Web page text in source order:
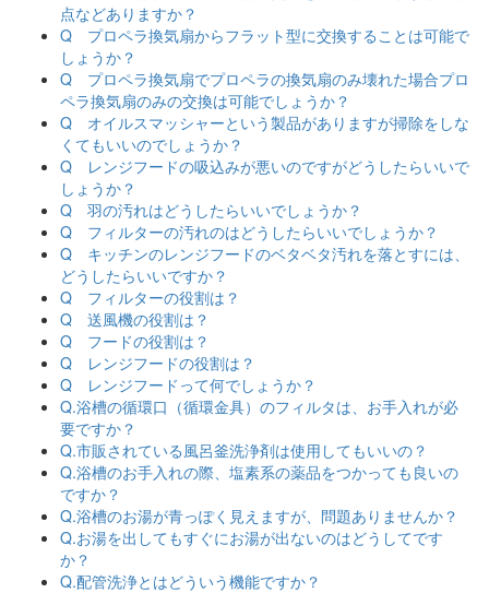
点などありますか？
Q プロペラ換気扇からフラット型に交換することは可能で
しょうか？
Q プロペラ換気扇でプロペラの換気扇のみ壊れた場合プロ
ペラ換気扇のみの交換は可能でしょうか？
Q オイルスマッシャーという製品がありますが掃除をしな
くてもいいのでしょうか？
Q レンジフードの吸込みが悪いのですがどうしたらいいで
しょうか？
Q 羽の汚れはどうしたらいいでしょうか？
Q フィルターの汚れのはどうしたらいいでしょうか？
Q キッチンのレンジフードのベタベタ汚れを落とすには、
どうしたらいいですか？
Q フィルターの役割は？
Q 送風機の役割は？
Q フードの役割は？
Q レンジフードの役割は？
Q レンジフードって何でしょうか？
Q.浴槽の循環口（循環金具）のフィルタは、お手入れが必
要ですか？
Q.市販されている風呂釜洗浄剤は使用してもいいの？
Q.浴槽のお手入れの際、塩素系の薬品をつかっても良いの
ですか？
Q.浴槽のお湯が青っぽく見えますが、問題ありませんか？
Q.お湯を出してもすぐにお湯が出ないのはどうしてです
か？
Q.配管洗浄とはどういう機能ですか？